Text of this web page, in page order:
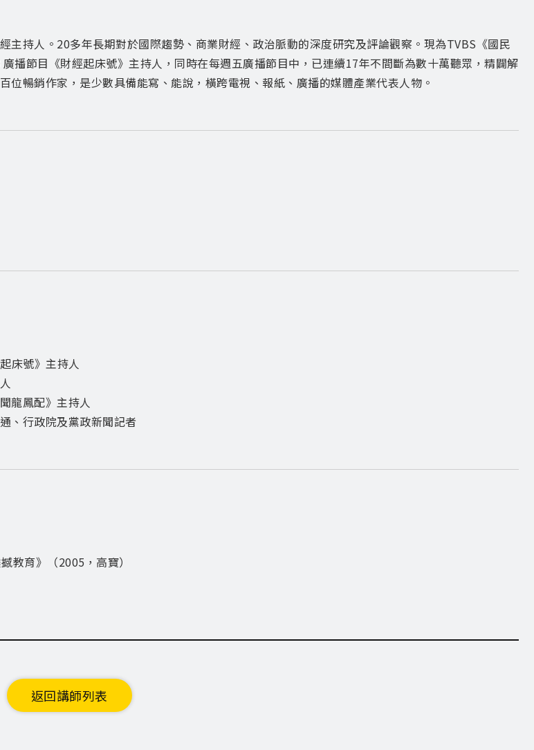
主持人。20多年長期對於國際趨勢、商業財經、政治脈動的深度研究及評論觀察。現為TVBS《國民
播節目《財經起床號》主持人，同時在每週五廣播節目中，已連續17年不間斷為數十萬聽眾，精闢解
位暢銷作家，是少數具備能寫、能說，橫跨電視、報紙、廣播的媒體產業代表人物。
床號》主持人
龍鳳配》主持人
、行政院及黨政新聞記者
教育》（2005，高寶）
返回講師列表